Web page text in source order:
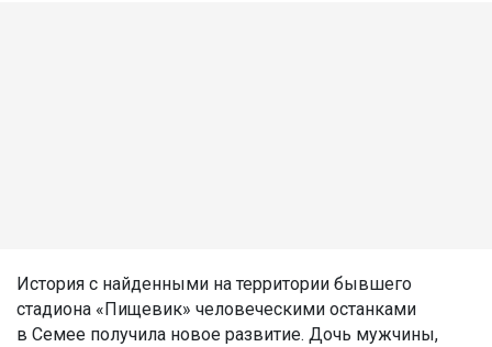
История с найденными на территории бывшего
стадиона «Пищевик» человеческими останками
в Семее получила новое развитие. Дочь мужчины,